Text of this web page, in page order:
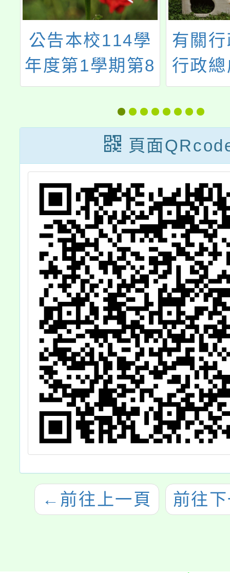
校114學
1學期第8
語教學支
有關行政院人
行政總處（以
簡稱人事總處
書函轉勞動部
正「性別工作
等申訴審議處
辦法」，名稱
修正為「性別
等工作申訴審
處理辦法」，
經該部113年1
11日令修正發
頁面
← 前往上一頁 前往